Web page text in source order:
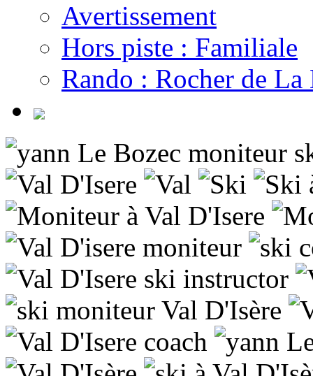
Avertissement
Hors piste : Familiale
Rando : Rocher de La